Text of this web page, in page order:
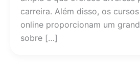
carreira. Além disso, os
online proporcionam um
sobre […]